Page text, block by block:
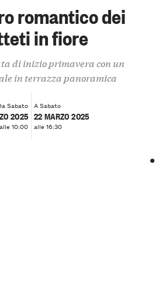
romantico dei
in fiore
di inizio primavera con un
in terrazza panoramica
Sabato
2025
alle 10:00
A Sabato
22 MARZO 2025
alle 16:30